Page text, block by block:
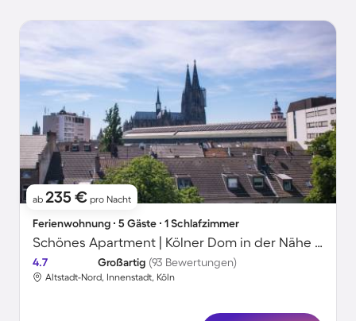
ab 235 € pro Nacht
Ferienwohnung ∙ 5 Gäste ∙ 1 Schlafzimmer
Schönes Apartment | Kölner Dom in der Nähe | Stadtblick | Perfekt für die Arbeit von Zuhause
4.7 Großartig (93 Bewertungen)
Altstadt-Nord, Innenstadt, Köln